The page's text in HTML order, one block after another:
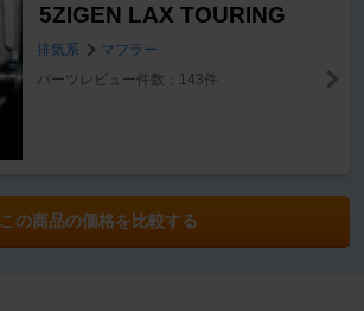
5ZIGEN LAX TOURING
排気系
マフラー
パーツレビュー件数：143件
この商品の価格を比較する